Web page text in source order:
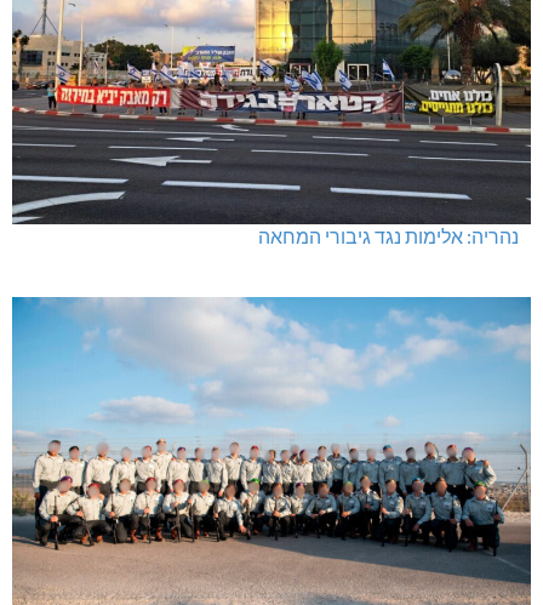
נהריה: אלימות נגד גיבורי המחאה